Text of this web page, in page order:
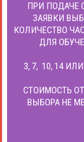
ПРИ ПОДАЧЕ
ЗАЯВКИ
КОЛИЧЕСТВО
ДЛЯ
3, 7, 10, 14
СТОИМОСТЬ
ВЫБОРА НЕ